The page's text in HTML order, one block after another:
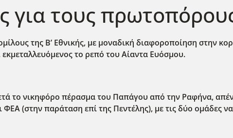
για τους
της Β’ Εθνικής, με μοναδική διαφοροποίηση στην
το ρεπό του Αίαντα Ευόσμου.
το νικηφόρο πέρασμα του Παπάγου από την Ραφήνα,
ΦΕΑ (στην παράταση επί της Πεντέλης), με τις δύο ομάδες